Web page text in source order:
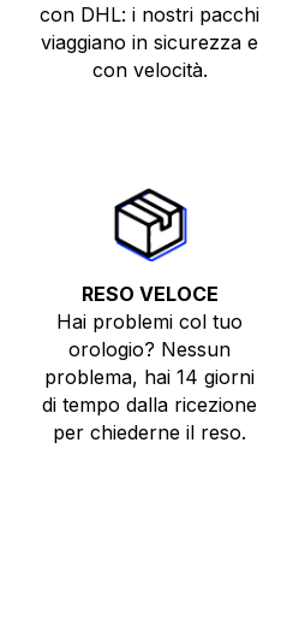
con DHL: i nostri pacchi
viaggiano in sicurezza e
con velocità.
RESO VELOCE
Hai problemi col tuo
orologio? Nessun
problema, hai 14 giorni
di tempo dalla ricezione
per chiederne il reso.